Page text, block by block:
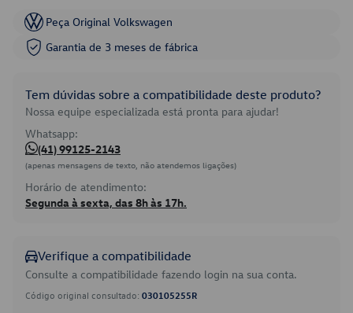
Peça Original Volkswagen
Garantia de 3 meses de fábrica
Tem dúvidas sobre a compatibilidade deste produto?
Nossa equipe especializada está pronta para ajudar!
Whatsapp:
(41) 99125-2143
(apenas mensagens de texto, não atendemos ligações)
Horário de atendimento:
Segunda à sexta, das 8h às 17h.
Verifique a compatibilidade
Consulte a compatibilidade fazendo login na sua conta.
Código original consultado: 030105255R